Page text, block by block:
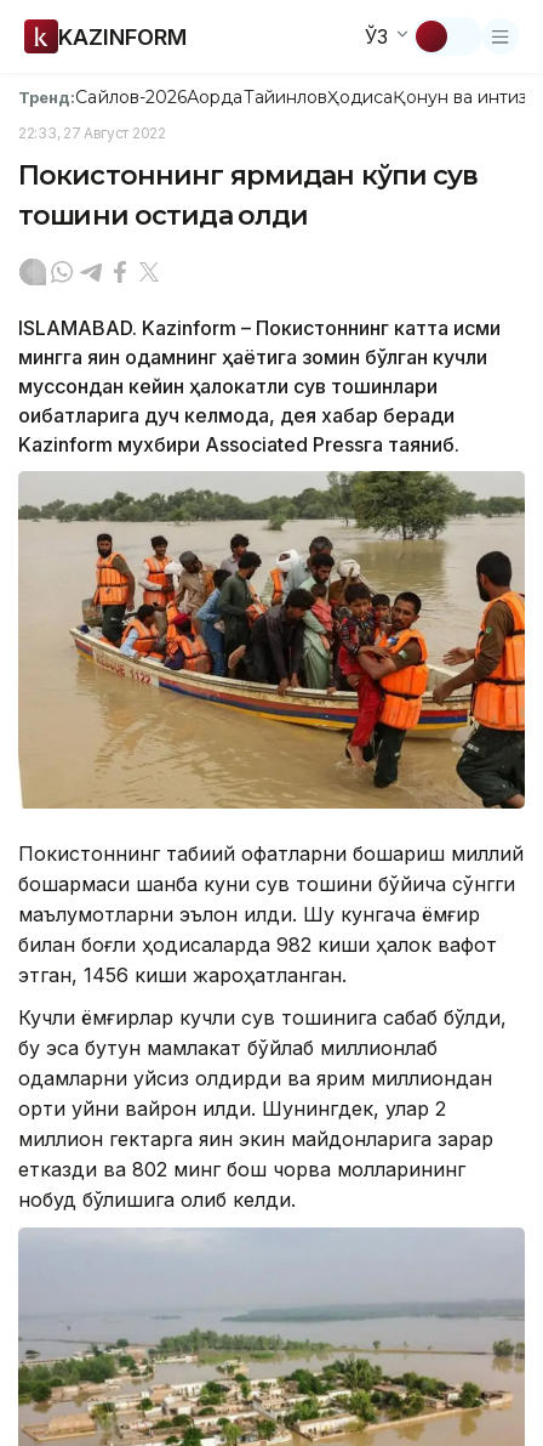
KAZINFORM ЎЗ
Тренд:Сайлов-2026АқордаТайинловҲодисаҚонун ва
22:33, 27 Август 2022
Покистоннинг ярмидан кўпи сув
тошқини остида қолди
ISLAMABAD. Kazinform – Покистоннинг катта қисми
мингга яқин одамнинг ҳаётига зомин бўлган кучли
муссондан кейин ҳалокатли сув тошқинлари
оқибатларига дуч келмоқда, дея хабар беради
Kazinform мухбири Associated Pressга таяниб.
Покистоннинг табиий офатларни бошқариш миллий
бошқармаси шанба куни сув тошқини бўйича сўнгги
маълумотларни эълон қилди. Шу кунгача ёмғир
билан боғлиқ ҳодисаларда 982 киши ҳалок вафот
этган, 1456 киши жароҳатланган.
Кучли ёмғирлар кучли сув тошқинига сабаб бўлди,
бу эса бутун мамлакат бўйлаб миллионлаб
одамларни уйсиз қолдирди ва ярим миллиондан
ортиқ уйни вайрон қилди. Шунингдек, улар 2
миллион гектарга яқин экин майдонларига зарар
етказди ва 802 минг бош чорва молларининг
нобуд бўлишига олиб келди.